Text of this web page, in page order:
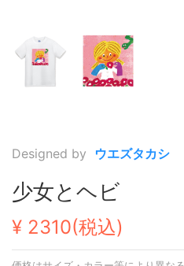
Designed by ウエズタカシ
少女とヘビ
¥ 2310(税込)